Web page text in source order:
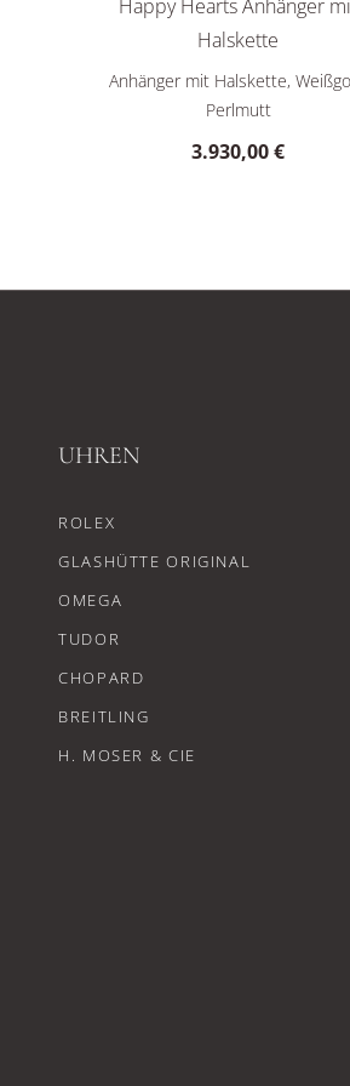
Happy Hearts Anhänger
Halskette
Chopard Happy Hearts
Anhänger mit Halskette,
Perlmutt
3.930,00 €
UHREN
ROLEX
GLASHÜTTE ORIGINAL
OMEGA
TUDOR
CHOPARD
BREITLING
H. MOSER & CIE